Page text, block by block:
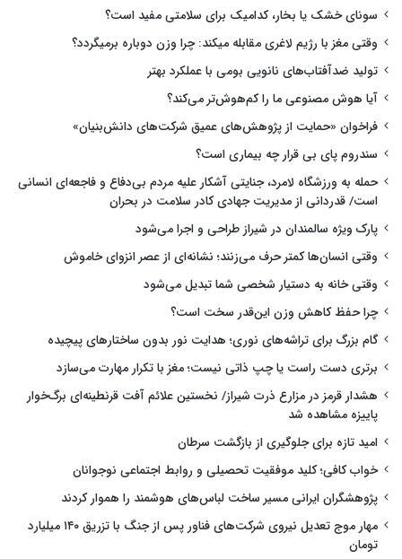
سونای خشک یا بخار، کدامیک برای سلامتی مفید است؟
وقتی مغز با رژیم لاغری مقابله میکند: چرا وزن دوباره برمیگردد؟
تولید ضدآفتاب‌های نانویی بومی با عملکرد بهتر
آیا هوش مصنوعی ما را کم‌هوش‌تر می‌کند؟
فراخوان «حمایت از پژوهش‌های عمیق شرکت‌های دانش‌بنیان»
سندروم پای بی قرار چه بیماری است؟
حمله به ورزشگاه لامرد، جنایتی آشکار علیه مردم بی‌دفاع و فاجعه‌ای انسانی
است/ قدردانی از مدیریت جهادی کادر سلامت در بحران
پارک ویژه سالمندان در شیراز طراحی و اجرا می‌شود
وقتی انسان‌ها کمتر حرف می‌زنند؛ نشانه‌ای از عصر انزوای خاموش
وقتی خانه به دستیار شخصی شما تبدیل می‌شود
چرا حفظ کاهش وزن این‌قدر سخت است؟
گام بزرگ برای تراشه‌های نوری؛ هدایت نور بدون ساختارهای پیچیده
برتری دست راست یا چپ ذاتی نیست؛ مغز با تکرار مهارت می‌سازد
هشدار قرمز در مزارع ذرت شیراز/ نخستین علائم آفت قرنطینه‌ای برگ‌خوار
پاییزه مشاهده شد
امید تازه برای جلوگیری از بازگشت سرطان
خواب کافی؛ کلید موفقیت تحصیلی و روابط اجتماعی نوجوانان
پژوهشگران ایرانی مسیر ساخت لباس‌های هوشمند را هموار کردند
مهار موج تعدیل نیروی شرکت‌های فناور پس از جنگ با تزریق ۱۴۰ میلیارد
تومان